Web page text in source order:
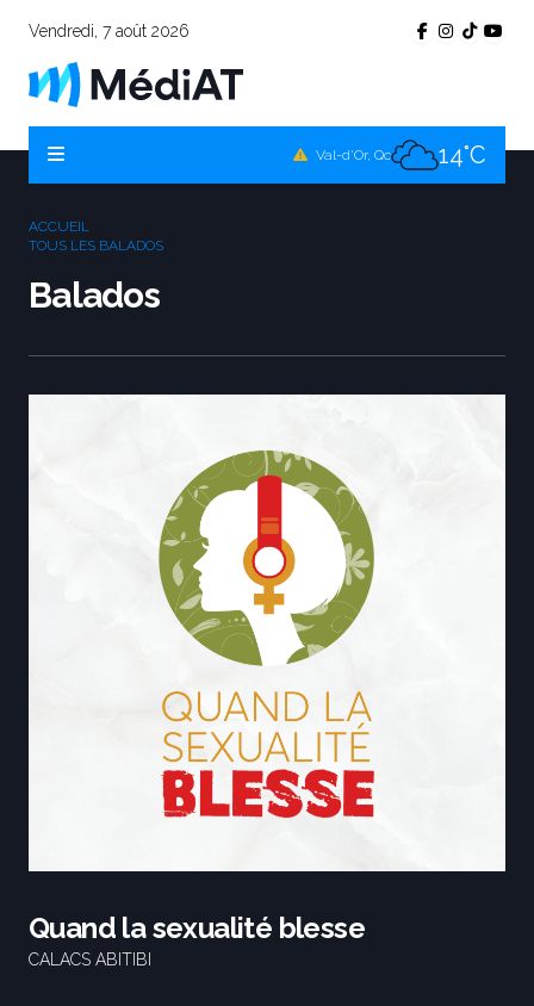
Vendredi, 7 août 2026
Val-d'Or, Qc 14°C
ACCUEIL
TOUS LES BALADOS
Balados
Quand la sexualité blesse
CALACS ABITIBI